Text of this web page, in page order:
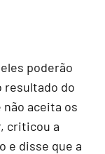
poderão
resultado do
aceita os
criticou a
e disse que a